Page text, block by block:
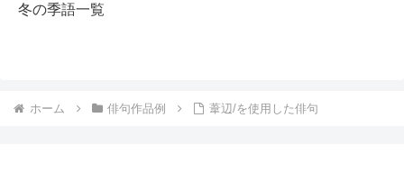
冬の季語一覧
ホーム 俳句作品例 葦辺/を使用した俳句